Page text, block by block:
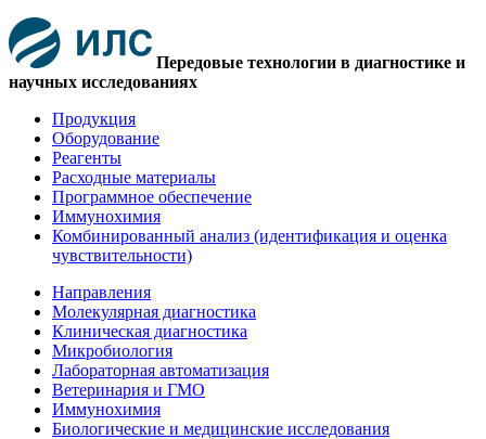
Передовые технологии в диагностике и
научных исследованиях
Продукция
Оборудование
Реагенты
Расходные материалы
Программное обеспечение
Иммунохимия
Комбинированный анализ (идентификация и оценка
чувствительности)
Направления
Молекулярная диагностика
Клиническая диагностика
Микробиология
Лабораторная автоматизация
Ветеринария и ГМО
Иммунохимия
Биологические и медицинские исследования